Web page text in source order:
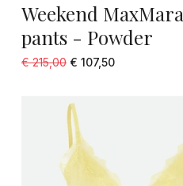
Weekend
pants - Powder
€ 215,00 € 107,50